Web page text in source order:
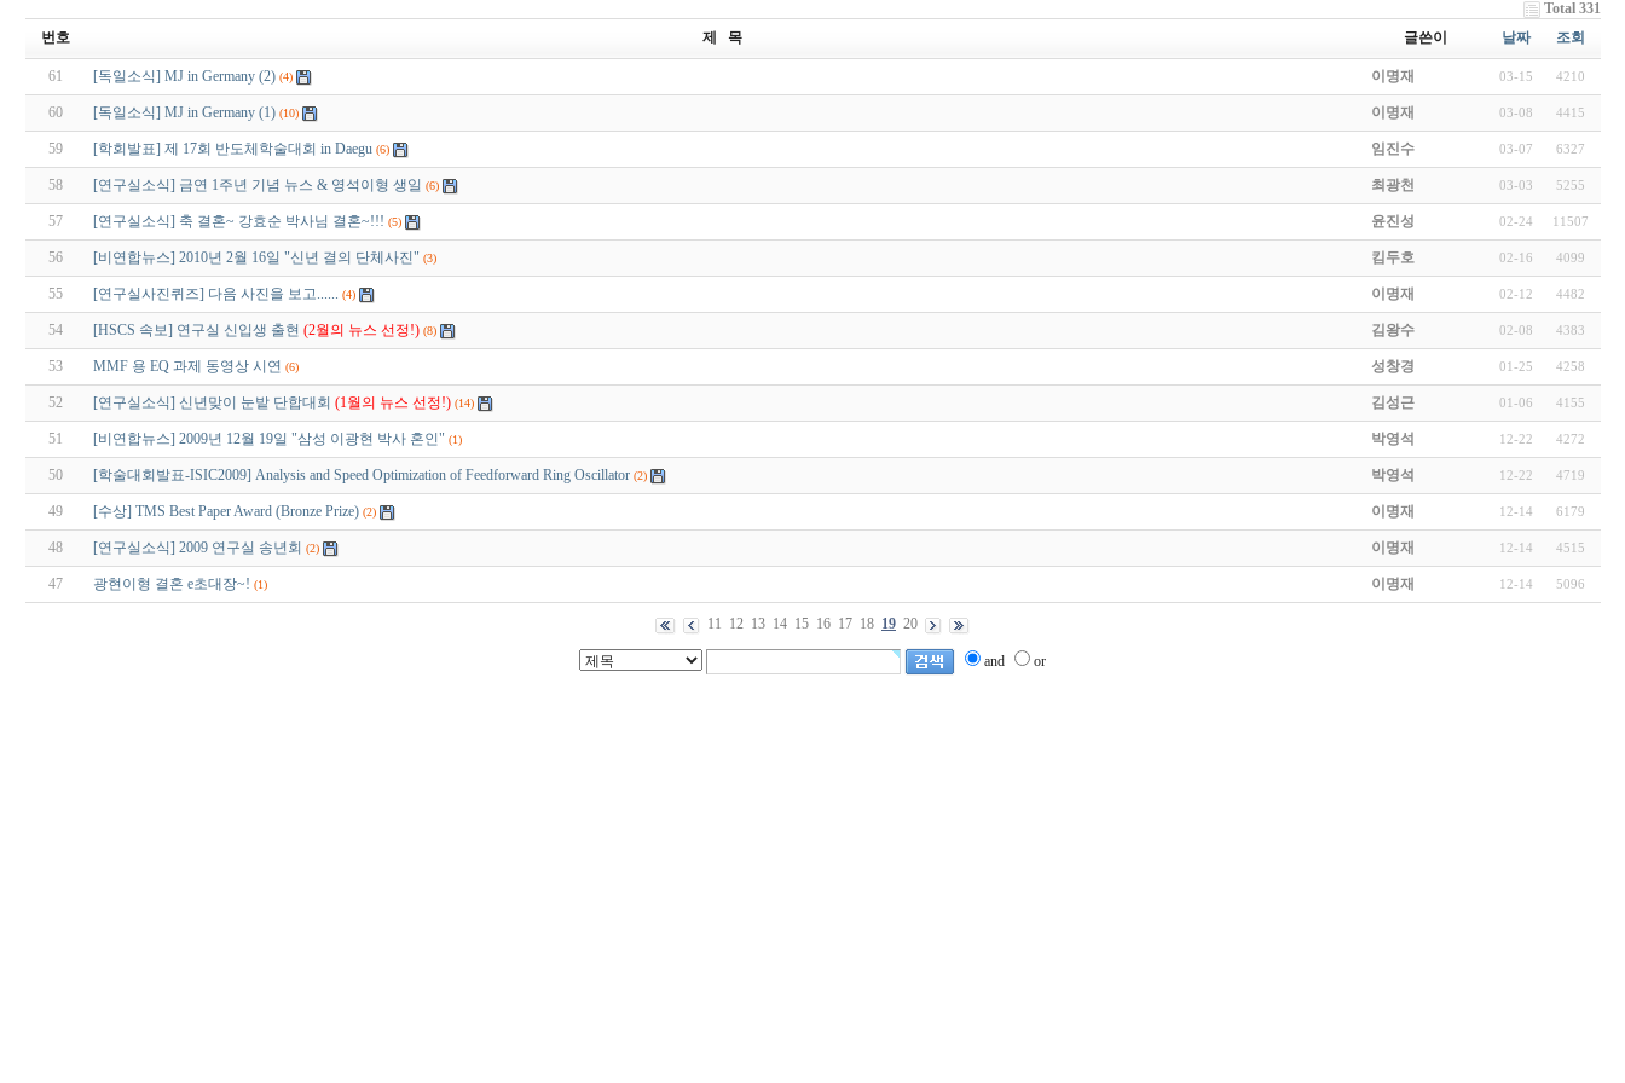
Total 331
번호
제 목 글쓴이 날짜 조회
61 [독일소식] MJ in Germany (2) (4) 이명재 03-15 4210
60 [독일소식] MJ in Germany (1) (10) 이명재 03-08 4415
59 [학회발표] 제 17회 반도체학술대회 in Daegu (6) 임진수 03-07 6327
58 [연구실소식] 금연 1주년 기념 뉴스 & 영석이형 생일 (6) 최광천 03-03 5255
57 [연구실소식] 축 결혼~ 강효순 박사님 결혼~!!! (5) 윤진성 02-24 11507
56 [비연합뉴스] 2010년 2월 16일 "신년 결의 단체사진" (3) 킴두호 02-16 4099
55 [연구실사진퀴즈] 다음 사진을 보고...... (4) 이명재 02-12 4482
54 [HSCS 속보] 연구실 신입생 출현 (2월의 뉴스 선정!) (8) 김왕수 02-08 4383
53 MMF 용 EQ 과제 동영상 시연 (6) 성창경 01-25 4258
52 [연구실소식] 신년맞이 눈밭 단합대회 (1월의 뉴스 선정!) (14) 김성근 01-06 4155
51 [비연합뉴스] 2009년 12월 19일 "삼성 이광현 박사 혼인" (1) 박영석 12-22 4272
50 [학술대회발표-ISIC2009] Analysis and Speed Optimization of Feedforward Ring Oscillator (2) 박영석 12-22 4719
49 [수상] TMS Best Paper Award (Bronze Prize) (2) 이명재 12-14 6179
48 [연구실소식] 2009 연구실 송년회 (2) 이명재 12-14 4515
47 광현이형 결혼 e초대장~! (1) 이명재 12-14 5096
11 12 13 14 15 16 17 18 19 20
and or